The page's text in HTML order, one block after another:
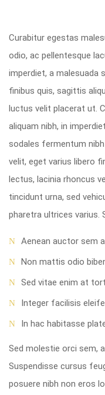
Curabitur egestas
odio, ac pellentesque
imperdiet, a malesuada
finibus quis, sagittis
luctus velit placerat ut.
aliquam nibh, in
sodales fermentum
velit, eget varius libero
lectus, lacinia rhoncus
tincidunt urna, sed
pharetra ultrices varius.
Aenean auctor sem
Non mattis odio
Sed vitae enim at
Integer facilisis
In hac habitasse
Sed molestie orci sem,
Suspendisse cursus
posuere nibh non eros